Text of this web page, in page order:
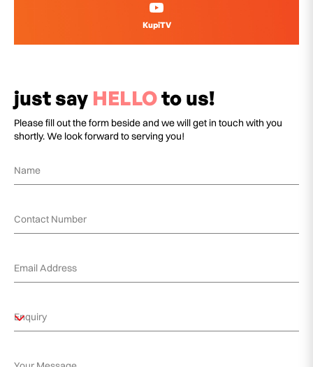
KupiTV
just say HELLOto us!
Please fill out the form beside and we will get in touch with you
shortly. We look forward to serving you!